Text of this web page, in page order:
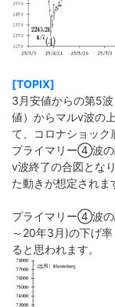
[TOPIX]
3月安値からの第5
値）からマルv波の
て、コロナショック
プライマリー➃波の
v波終了の合図とな
た動きが想定されま
プライマリー➃波
～20年3月)の下げ
ると思われます。